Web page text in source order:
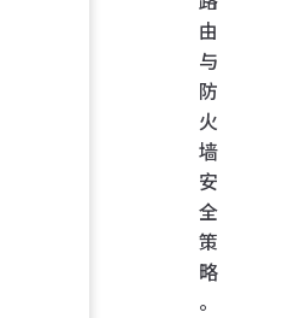
由
与
防
火
墙
安
全
策
略
。